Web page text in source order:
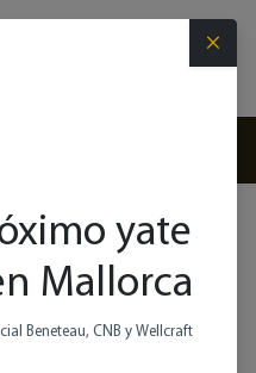
×
yate
Mallorca
Beneteau, CNB y Wellcraft